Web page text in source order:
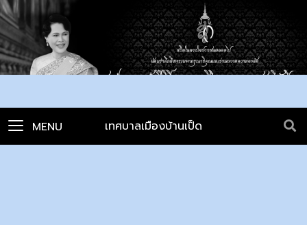
เทศบาลเมืองบ้านเป็ด
MENU